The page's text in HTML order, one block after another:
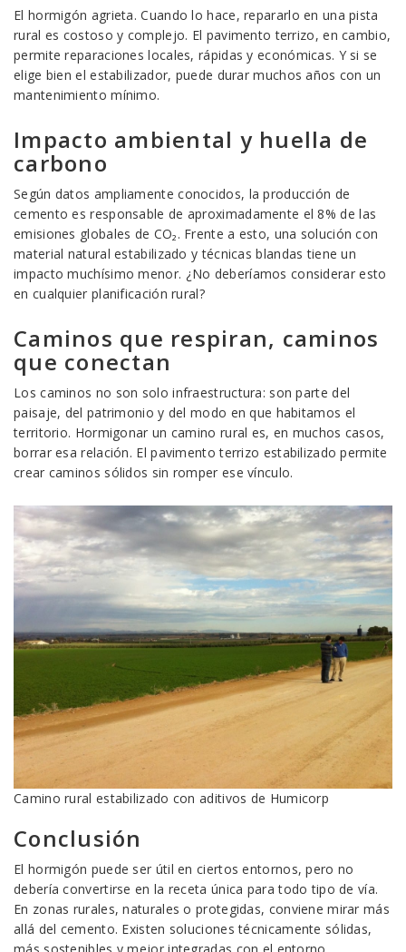
El hormigón agrieta. Cuando lo hace, repararlo en una pista
rural es costoso y complejo. El pavimento terrizo, en cambio,
permite reparaciones locales, rápidas y económicas. Y si se
elige bien el estabilizador, puede durar muchos años con un
mantenimiento mínimo.
Impacto ambiental y huella de
carbono
Según datos ampliamente conocidos, la producción de
cemento es responsable de aproximadamente el 8% de las
emisiones globales de CO₂. Frente a esto, una solución con
material natural estabilizado y técnicas blandas tiene un
impacto muchísimo menor. ¿No deberíamos considerar esto
en cualquier planificación rural?
Caminos que respiran, caminos
que conectan
Los caminos no son solo infraestructura: son parte del
paisaje, del patrimonio y del modo en que habitamos el
territorio. Hormigonar un camino rural es, en muchos casos,
borrar esa relación. El pavimento terrizo estabilizado permite
crear caminos sólidos sin romper ese vínculo.
Camino rural estabilizado con aditivos de Humicorp
Conclusión
El hormigón puede ser útil en ciertos entornos, pero no
debería convertirse en la receta única para todo tipo de vía.
En zonas rurales, naturales o protegidas, conviene mirar más
allá del cemento. Existen soluciones técnicamente sólidas,